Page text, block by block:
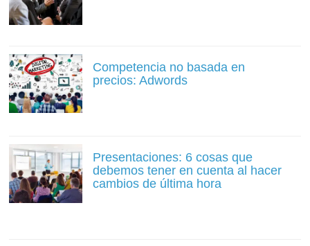
Competencia no basada en
precios: Adwords
Presentaciones: 6 cosas que
debemos tener en cuenta al hacer
cambios de última hora